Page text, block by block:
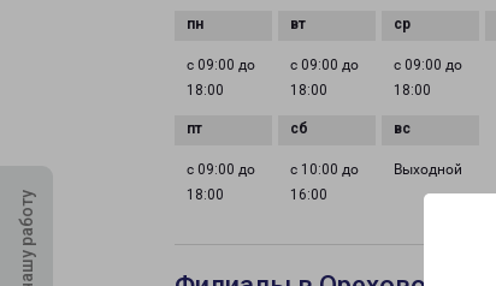
с 09:00 до
18:00
с 09:00 до
18:00
с 09:00 до
18:00
с 09:00 до
18:00
с 10:00 до
16:00
Выходной